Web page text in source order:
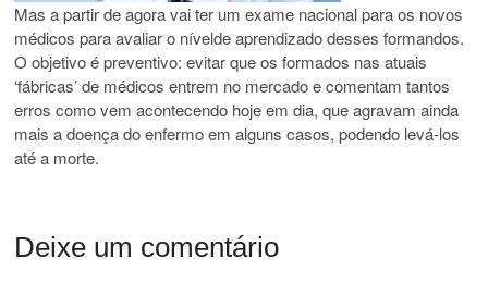
Mas a partir de agora vai ter um exame nacional para os novos
médicos para avaliar o nívelde aprendizado desses formandos.
O objetivo é preventivo: evitar que os formados nas atuais
‘fábricas’ de médicos entrem no mercado e comentam tantos
erros como vem acontecendo hoje em dia, que agravam ainda
mais a doença do enfermo em alguns casos, podendo levá-los
até a morte.
Deixe um comentário